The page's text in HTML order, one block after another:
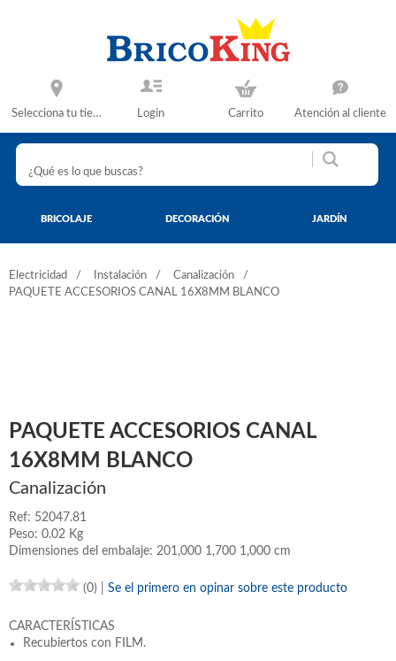
Selecciona tu tienda Login Carrito Atención al cliente
BRICOLAJE DECORACIÓN JARDÍN
Electricidad Instalación
Canalización
PAQUETE ACCESORIOS CANAL 16X8MM BLANCO
PAQUETE ACCESORIOS CANAL
16X8MM BLANCO
Canalización
Ref: 52047.81
Peso: 0.02 Kg
Dimensiones del embalaje: 201,000 1,700 1,000 cm
(0) Se el primero en opinar sobre este producto
CARACTERÍSTICAS
Recubiertos con FILM.